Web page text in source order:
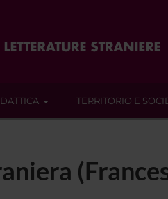
TERRITORIO E